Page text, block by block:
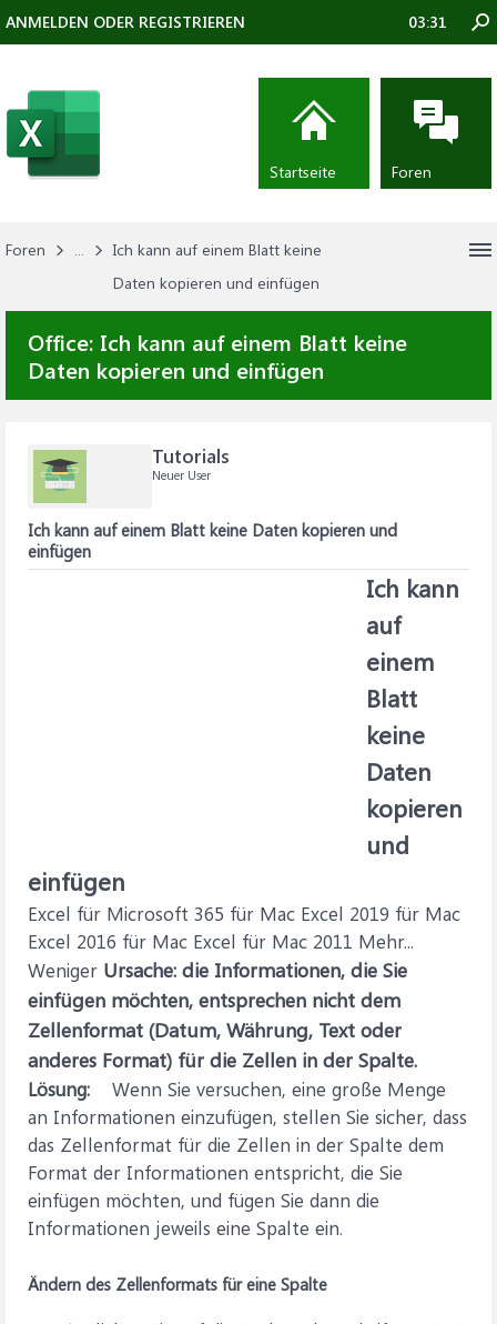
Foren ...
Ich kann auf einem Blatt keine
Daten kopieren und einfügen
Office: Ich kann auf einem Blatt keine
Daten kopieren und einfügen
Tutorials
Neuer User
Ich kann auf einem Blatt keine Daten kopieren und
einfügen
Ich kann
auf
einem
Blatt
keine
Daten
kopieren
und
einfügen
Excel für Microsoft 365 für Mac Excel 2019 für Mac
Excel 2016 für Mac Excel für Mac 2011 Mehr...
Weniger Ursache: die Informationen, die Sie
einfügen möchten, entsprechen nicht dem
Zellenformat (Datum, Währung, Text oder
anderes Format) für die Zellen in der Spalte.
Lösung: Wenn Sie versuchen, eine große Menge
an Informationen einzufügen, stellen Sie sicher, dass
das Zellenformat für die Zellen in der Spalte dem
Format der Informationen entspricht, die Sie
einfügen möchten, und fügen Sie dann die
Informationen jeweils eine Spalte ein.
Ändern des Zellenformats für eine Spalte
ANMELDEN ODER REGISTRIEREN 03:31
Startseite Foren